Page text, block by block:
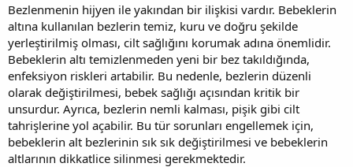
Bezlenmenin hijyen ile yakından bir ilişkisi vardır. Bebeklerin
altına kullanılan bezlerin temiz, kuru ve doğru şekilde
yerleştirilmiş olması, cilt sağlığını korumak adına önemlidir.
Bebeklerin altı temizlenmeden yeni bir bez takıldığında,
enfeksiyon riskleri artabilir. Bu nedenle, bezlerin düzenli
olarak değiştirilmesi, bebek sağlığı açısından kritik bir
unsurdur. Ayrıca, bezlerin nemli kalması, pişik gibi cilt
tahrişlerine yol açabilir. Bu tür sorunları engellemek için,
bebeklerin alt bezlerinin sık sık değiştirilmesi ve bebeklerin
altlarının dikkatlice silinmesi gerekmektedir.